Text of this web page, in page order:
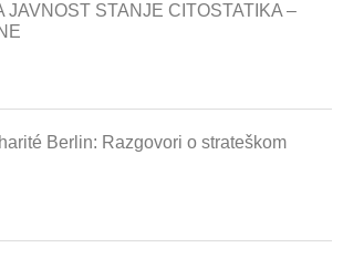
JAVNOST STANJE CITOSTATIKA –
Berlin: Razgovori o strateškom